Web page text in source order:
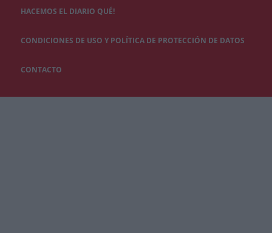
HACEMOS EL DIARIO QUÉ!
CONDICIONES DE USO Y POLÍTICA DE PROTECCIÓN DE DATOS
CONTACTO